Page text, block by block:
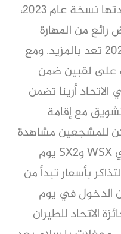
وبعد الأجواء الرائعة التي شهدتها نسخة عام 2023،
من المهارة
والإثارة، فإن نهائيات موسم 2024 تعد بالمزيد. ومع
على لقبين ضمن
الاتحاد أرينا تضمن
مع إقامة
للمشجعين مشاهدة
تتويج أبطال العالم ضمن فئتي WSX وSX2 يوم
التذاكر بأسعار تبدأ من
الدخول في يوم
الاتحاد للطيران